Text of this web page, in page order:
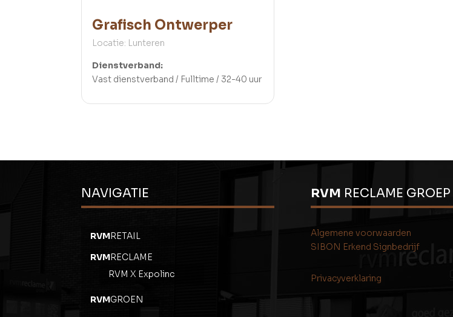
Grafisch Ontwerper
Locatie: Lunteren
Dienstverband:
Vast dienstverband / Fulltime / 32-40 uur
NAVIGATIE
RVMRETAIL
RVMRECLAME
RVM X Expolinc
RVMGROEN
RVM RECLAME GROEP
Algemene voorwaarden
SIBON Erkend Signbedrijf
Privacyverklaring